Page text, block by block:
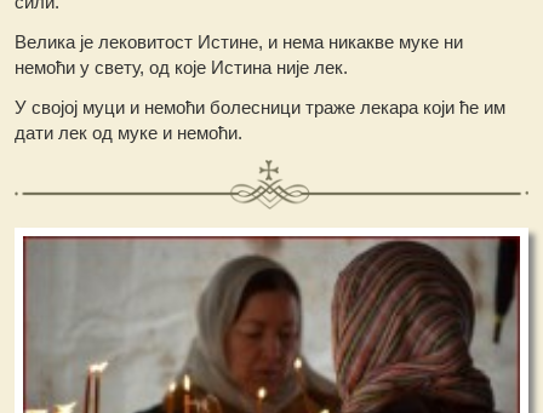
Велика је лековитост Истине, и нема никакве муке ни
немоћи у свету, од које Истина није лек.
У својој муци и немоћи болесници траже лекара који ће им
дати лек од муке и немоћи.